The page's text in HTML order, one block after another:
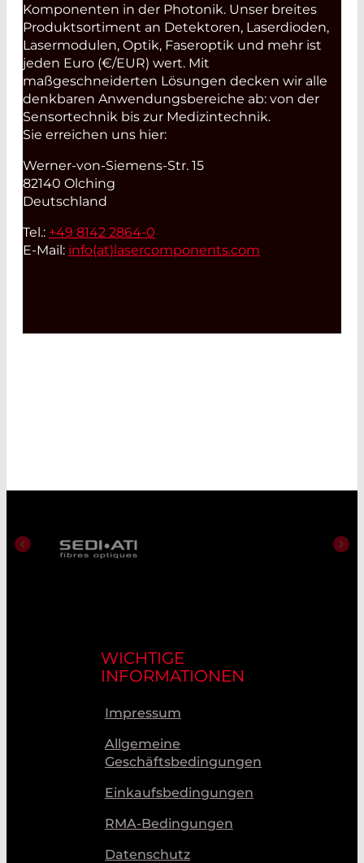
Komponenten in der Photonik. Unser breites
Produktsortiment an Detektoren, Laserdioden,
Lasermodulen, Optik, Faseroptik und mehr ist
jeden Euro (€/EUR) wert. Mit
maßgeschneiderten Lösungen decken wir alle
denkbaren Anwendungsbereiche ab: von der
Sensortechnik bis zur Medizintechnik.
Sie erreichen uns hier:
Werner-von-Siemens-Str. 15
82140 Olching
Deutschland
Tel.: +49 8142 2864-0
E-Mail: info(at)lasercomponents.com
WICHTIGE
INFORMATIONEN
Impressum
Allgemeine
Geschäftsbedingungen
Einkaufsbedingungen
RMA-Bedingungen
Datenschutz